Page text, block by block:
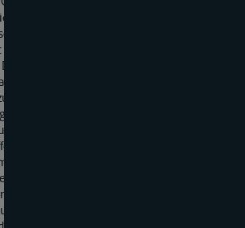
auf dem Stelzenponton befindliches
worden ist, dass den GMP-Richtlinien
Schaden im Sinne des Artikel 16 Abs. 1
Möglichkeit, diese Ladung nur noch als
bedeutete eine Wertminderung.
Schifffahrtsgericht erachtet der Senat
der Beklagten infolge
für durchgreifend.
hat das Schifffahrtsgericht erkannt,
wirksam in den
wurden. Die Beklagte ist ständiger
In der Transportbestätigung
vereinbart worden, dass die